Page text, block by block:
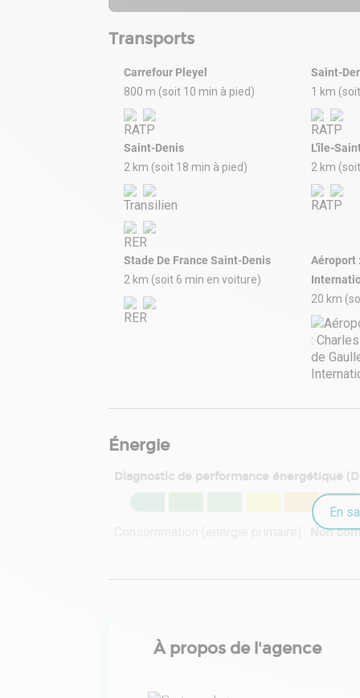
Transports
Carrefour Pleyel
800 m (soit 10 min à pied)
Saint-
1 km
Saint-Denis
2 km (soit 18 min à pied)
L'île-
2 km
Stade De France Saint-Denis
2 km (soit 6 min en voiture)
Aéroport
20 km
Énergie
Diagnostic de performance énergétique
Non
En
À propos de l'agence